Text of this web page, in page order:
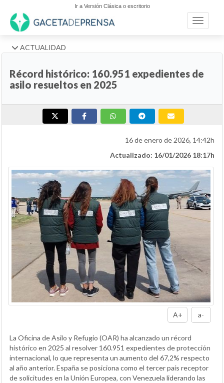
Ir a Versión Clásica o escritorio
Toggle
ACTUALIDAD
Récord histórico: 160.951 expedientes de
asilo resueltos en 2025
16 de enero de 2026, 14:42h
Actualizado: 16/01/2026 18:17h
A+ a-
La Oficina de Asilo y Refugio (OAR) ha alcanzado un récord
histórico en 2025 al resolver 160.951 expedientes de protección
internacional, lo que representa un aumento del 67,2% respecto
al año anterior. España se posiciona como el tercer país receptor
de solicitudes en la Unión Europea, con Venezuela liderando las